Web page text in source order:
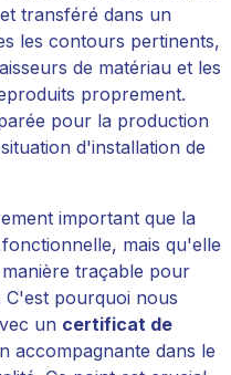
transféré dans un
les contours pertinents,
de matériau et les
proprement.
pour la production
d'installation de
important que la
mais qu'elle
traçable pour
pourquoi nous
un certificat de
accompagnante dans le